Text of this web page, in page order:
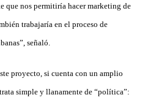
que nos permitiría hacer marketing de
trabajaría en el proceso de
señaló.
proyecto, si cuenta con un amplio
simple y llanamente de “política”: